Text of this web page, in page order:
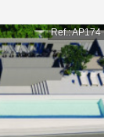
Ref.: AP174